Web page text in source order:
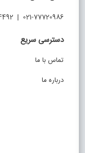
021-77720986 | 021-22454492
دسترسی سریع
تماس با ما
درباره ما